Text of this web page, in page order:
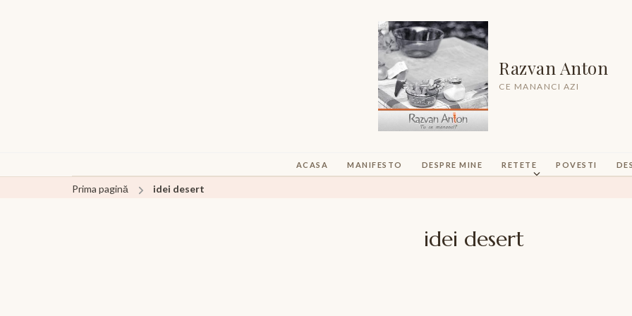
Razvan Anton
CE MANANCI AZI
ACASA MANIFESTO DESPRE MINE RETETE POVESTI
Prima pagină idei desert
idei desert